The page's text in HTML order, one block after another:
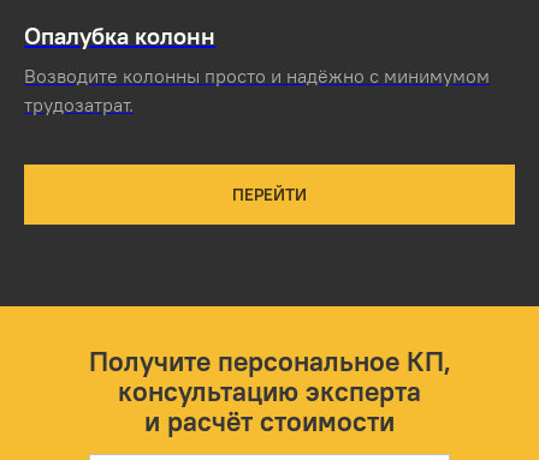
Опалубка колонн
Возводите колонны просто и надёжно с минимумом
трудозатрат.
ПЕРЕЙТИ
Получите персональное КП,
консультацию эксперта
и расчёт стоимости